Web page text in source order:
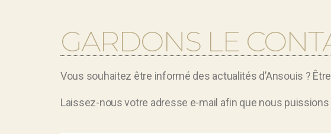
GARDONS LE
Vous souhaitez être informé des actualités d’Ansouis ?
Laissez-nous votre adresse e-mail afin que nous